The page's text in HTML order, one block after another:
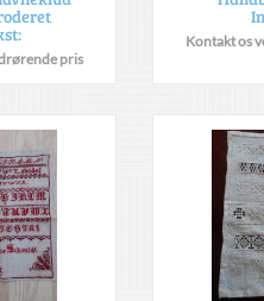
pris
Kontakt os